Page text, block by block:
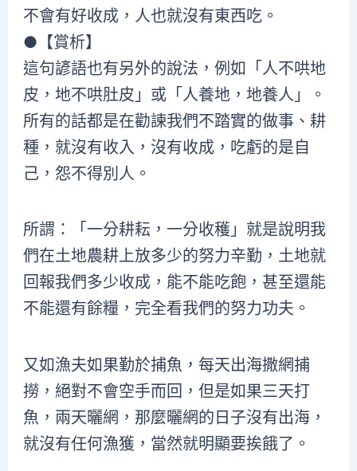
不會有好收成，人也就沒有東西吃。
●【賞析】
這句諺語也有另外的說法，例如「人不哄地
皮，地不哄肚皮」或「人養地，地養人」。
所有的話都是在勸諫我們不踏實的做事、耕
種，就沒有收入，沒有收成，吃虧的是自
己，怨不得別人。
所謂：「一分耕耘，一分收穫」就是說明我
們在土地農耕上放多少的努力辛勤，土地就
回報我們多少收成，能不能吃飽，甚至還能
不能還有餘糧，完全看我們的努力功夫。
又如漁夫如果勤於捕魚，每天出海撒網捕
撈，絕對不會空手而回，但是如果三天打
魚，兩天曬網，那麼曬網的日子沒有出海，
就沒有任何漁獲，當然就明顯要挨餓了。